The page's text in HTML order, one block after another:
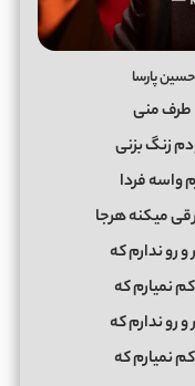
پارسا
طرف منی
زنگ بزنی
واسه فردا
میکنه هرجا
رو ندارم که
نمیارم که
رو ندارم که
نمیارم که